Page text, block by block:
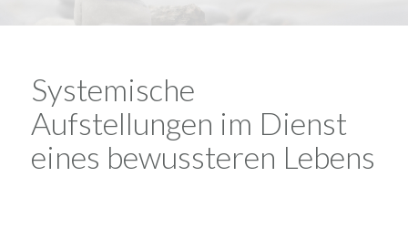
Systemische
Aufstellungen im Dienst
eines bewussteren Lebens